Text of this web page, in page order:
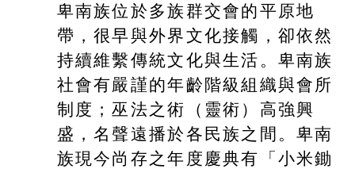
卑南族位於多族群交會的平原地
帶，很早與外界文化接觸，卻依然
持續維繫傳統文化與生活。卑南族
社會有嚴謹的年齡階級組織與會所
制度；巫法之術（靈術）高強興
盛，名聲遠播於各民族之間。卑南
族現今尚存之年度慶典有「小米鋤